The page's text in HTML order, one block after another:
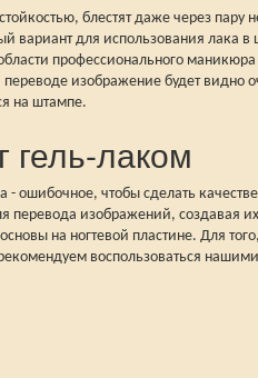
блестят даже через пару
вариант для использования лака в
профессионального
изображение будет видно
на штампе.
гель-лаком
- ошибочное, чтобы сделать
перевода изображений, создавая
на ногтевой пластине. Для
воспользоваться